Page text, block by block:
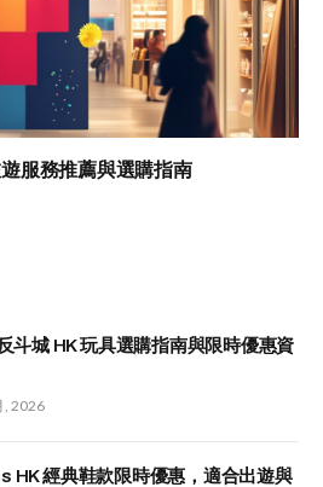
服務推薦與選購指南
斗城 HK 玩具選購指南與限時優惠資
, 2026
HK 經典鞋款限時優惠，適合出遊與